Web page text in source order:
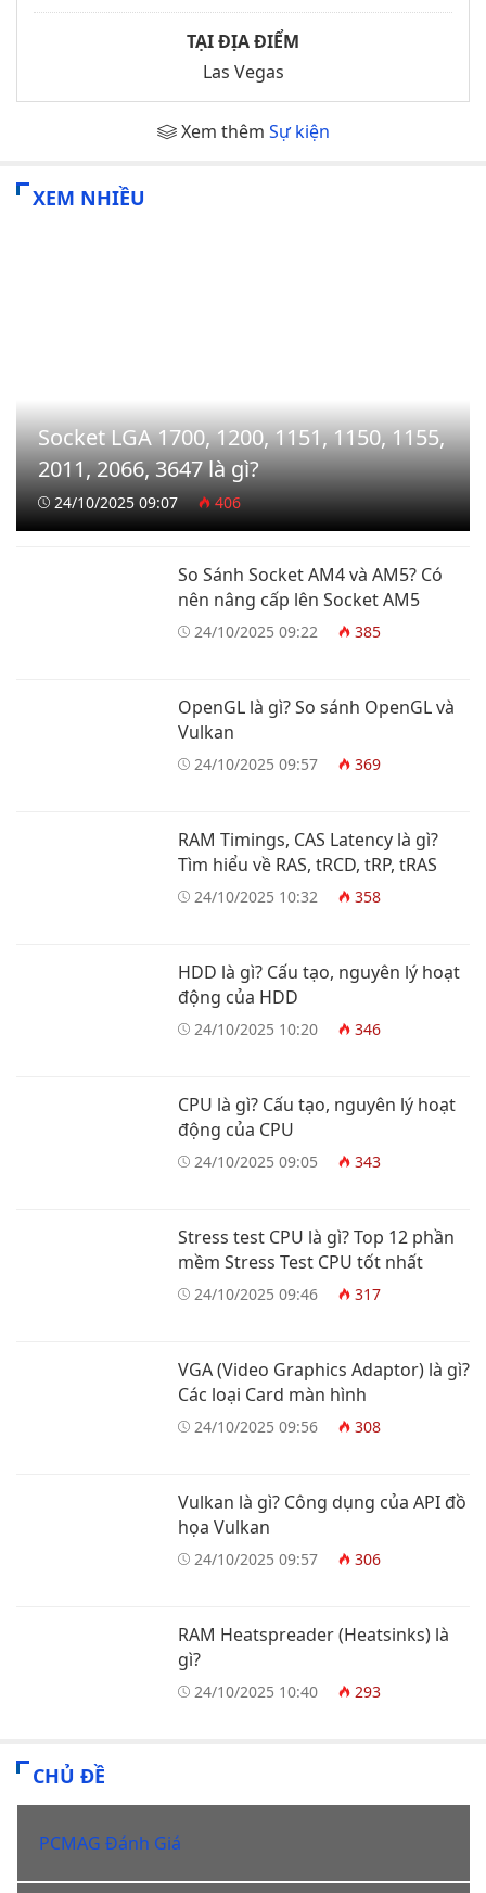
TẠI ĐỊA ĐIỂM
Las Vegas
Xem thêm Sự kiện
XEM NHIỀU
Socket LGA 1700, 1200, 1151, 1150, 1155,
2011, 2066, 3647 là gì?
24/10/2025 09:07 406
So Sánh Socket AM4 và AM5? Có
nên nâng cấp lên Socket AM5
24/10/2025 09:22 385
OpenGL là gì? So sánh OpenGL và
Vulkan
24/10/2025 09:57 369
RAM Timings, CAS Latency là gì?
Tìm hiểu về RAS, tRCD, tRP, tRAS
24/10/2025 10:32 358
HDD là gì? Cấu tạo, nguyên lý hoạt
động của HDD
24/10/2025 10:20 346
CPU là gì? Cấu tạo, nguyên lý hoạt
động của CPU
24/10/2025 09:05 343
Stress test CPU là gì? Top 12 phần
mềm Stress Test CPU tốt nhất
24/10/2025 09:46 317
VGA (Video Graphics Adaptor) là gì?
Các loại Card màn hình
24/10/2025 09:56 308
Vulkan là gì? Công dụng của API đồ
họa Vulkan
24/10/2025 09:57 306
RAM Heatspreader (Heatsinks) là
gì?
24/10/2025 10:40 293
CHỦ ĐỀ
PCMAG Đánh Giá